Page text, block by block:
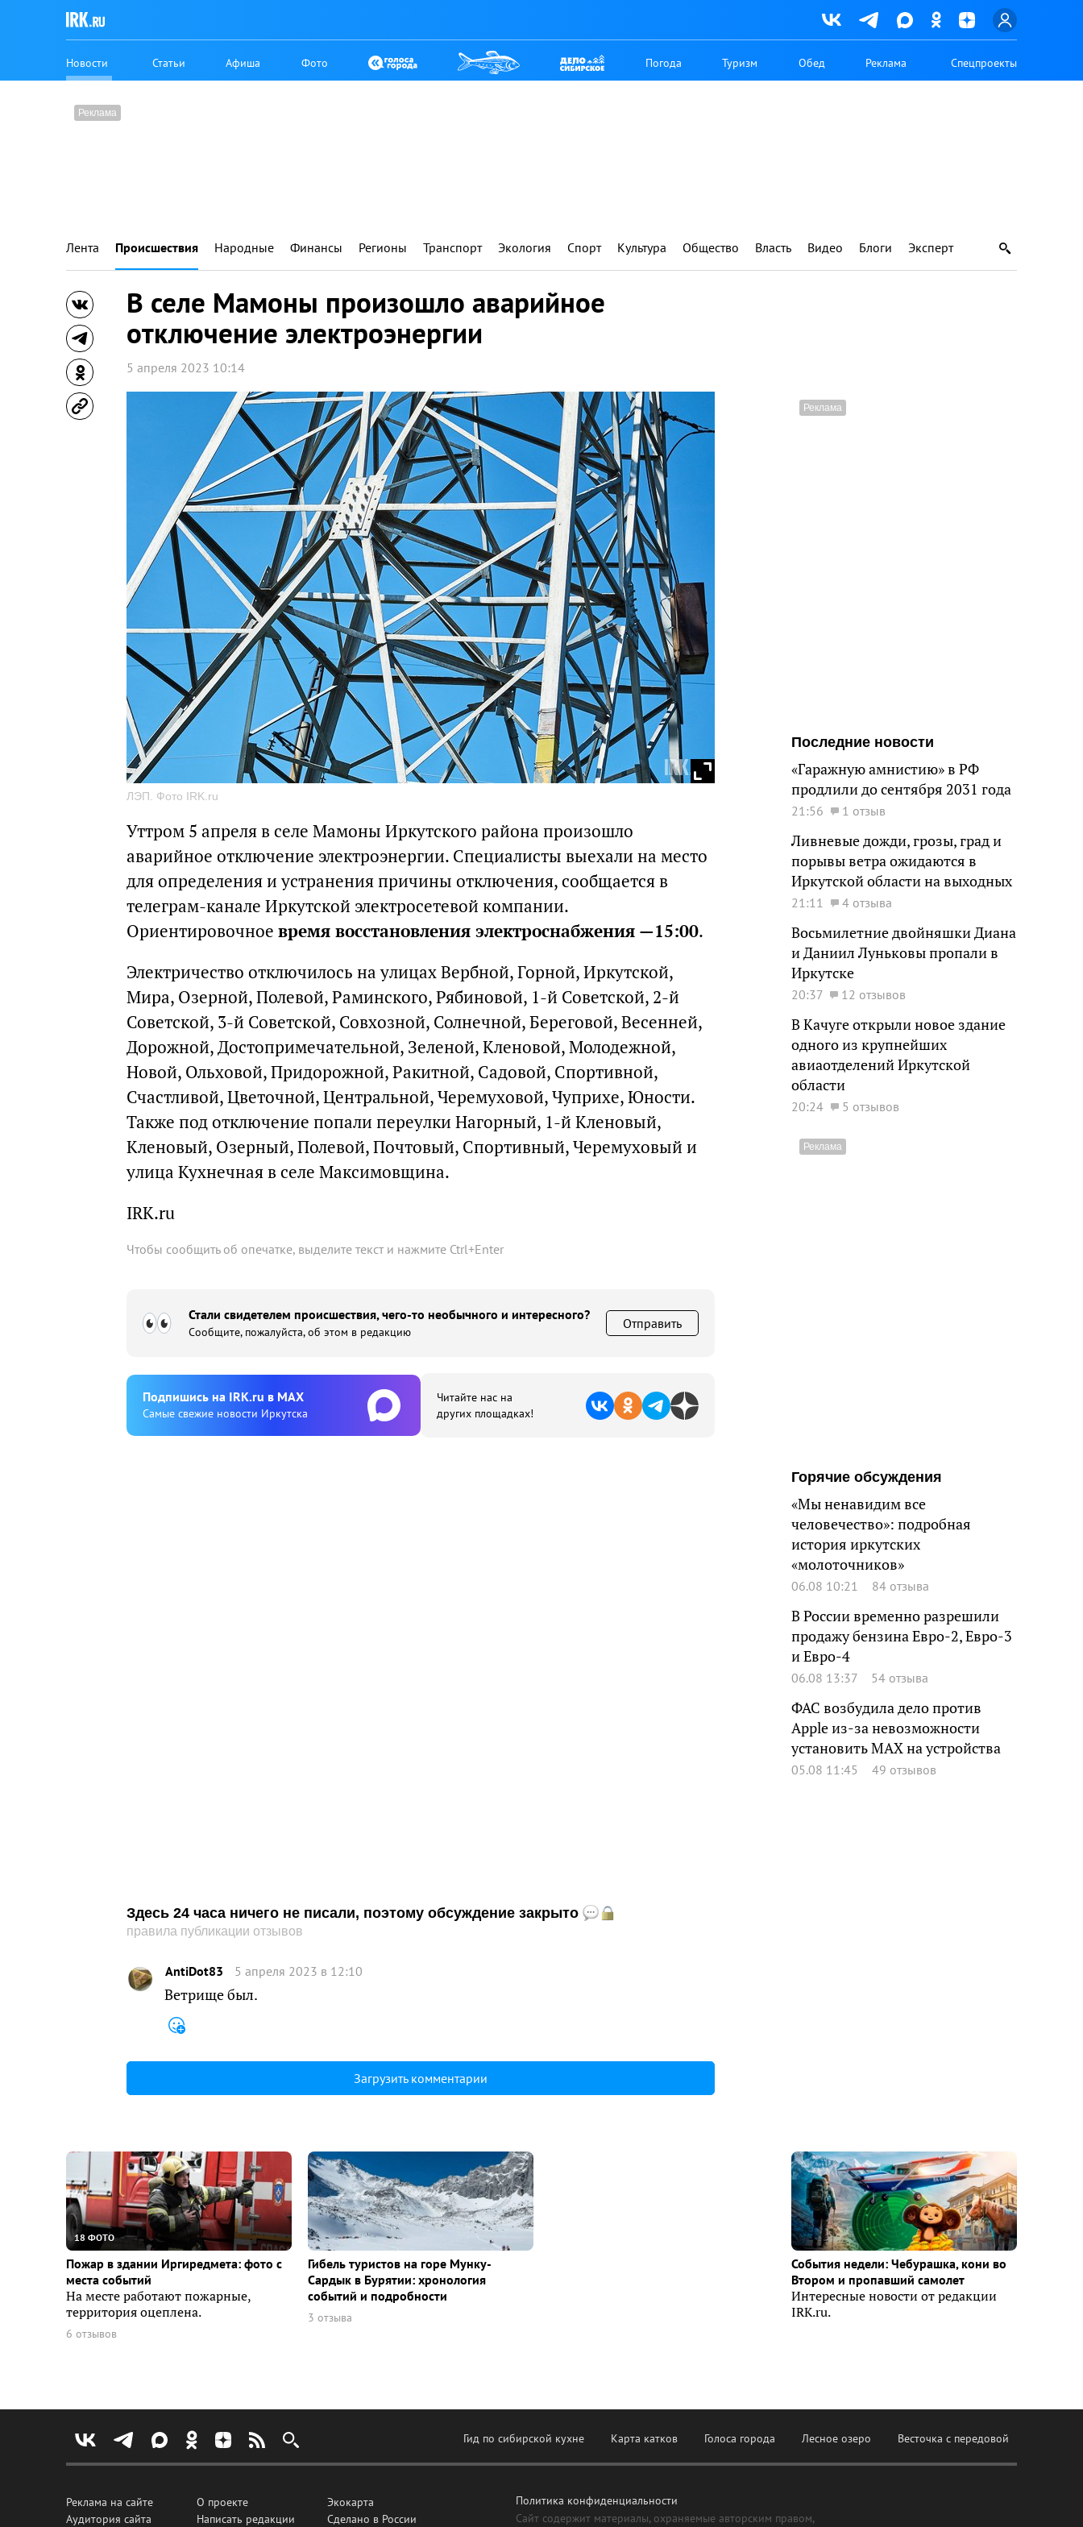
Новости Статьи Афиша Фото Погода Туризм Обед Реклама Спецпроекты
Лента Происшествия Народные Финансы Регионы Транспорт Экология Спорт Культура Общество Власть Видео Блоги Эксперт
В селе Мамоны произошло аварийное
отключение электроэнергии
5 апреля 2023 10:14
ЛЭП. Фото IRK.ru
Уттром 5 апреля в селе Мамоны Иркутского района произошло
аварийное отключение электроэнергии. Специалисты выехали на место
для определения и устранения причины отключения, сообщается в
телеграм-канале Иркутской электросетевой компании.
Ориентировочное время восстановления электроснабжения —15:00.
Электричество отключилось на улицах Вербной, Горной, Иркутской,
Мира, Озерной, Полевой, Раминского, Рябиновой, 1-й Советской, 2-й
Советской, 3-й Советской, Совхозной, Солнечной, Береговой, Весенней,
Дорожной, Достопримечательной, Зеленой, Кленовой, Молодежной,
Новой, Ольховой, Придорожной, Ракитной, Садовой, Спортивной,
Счастливой, Цветочной, Центральной, Черемуховой, Чуприхе, Юности.
Также под отключение попали переулки Нагорный, 1-й Кленовый,
Кленовый, Озерный, Полевой, Почтовый, Спортивный, Черемуховый и
улица Кухнечная в селе Максимовщина.
IRK.ru
Чтобы сообщить об опечатке, выделите текст и нажмите Ctrl+Enter
Стали свидетелем происшествия, чего-то необычного и интересного?
Сообщите, пожалуйста, об этом в редакцию
Отправить
Подпишиcь на IRK.ru в MAX
Cамые свежие новости Иркутска
Читайте нас на
других площадках!
Здесь 24 часа ничего не писали, поэтому обсуждение закрыто
правила публикации отзывов
AntiDot83 5 апреля 2023 в 12:10
Ветрище был.
Загрузить комментарии
Последние новости
«Гаражную амнистию» в РФ
продлили до сентября 2031 года
21:56 1 отзыв
Ливневые дожди, грозы, град и
порывы ветра ожидаются в
Иркутской области на выходных
21:11 4 отзыва
Восьмилетние двойняшки Диана
и Даниил Луньковы пропали в
Иркутске
20:37 12 отзывов
В Качуге открыли новое здание
одного из крупнейших
авиаотделений Иркутской
области
20:24 5 отзывов
Горячие обсуждения
«Мы ненавидим все
человечество»: подробная
история иркутских
«молоточников»
06.08 10:21 84 отзыва
В России временно разрешили
продажу бензина Евро-2, Евро-3
и Евро-4
06.08 13:37 54 отзыва
ФАС возбудила дело против
Apple из-за невозможности
установить MAX на устройства
05.08 11:45 49 отзывов
18 ФОТО
Пожар в здании Иргиредмета: фото с
места событий
На месте работают пожарные,
территория оцеплена.
6 отзывов
Гибель туристов на горе Мунку-
Сардык в Бурятии: хронология
событий и подробности
3 отзыва
События недели: Чебурашка, кони во
Втором и пропавший самолет
Интересные новости от редакции
IRK.ru.
Гид по сибирской кухне Карта катков Голоса города Лесное озеро Весточка с передовой
Реклама на сайте
Аудитория сайта
О проекте
Написать редакции
Экокарта
Сделано в России
Политика конфиденциальности
Сайт содержит материалы, охраняемые авторским правом,